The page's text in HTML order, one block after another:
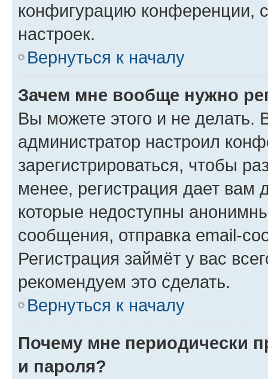
конфигурацию конференции,
настроек.
Вернуться к началу
Зачем мне вообще нужно
Вы можете этого и не делать.
администратор настроил
зарегистрироваться, чтобы
менее, регистрация дает вам
которые недоступны
сообщения, отправка email-
Регистрация займёт у вас
рекомендуем это сделать.
Вернуться к началу
Почему мне периодически
и пароля?